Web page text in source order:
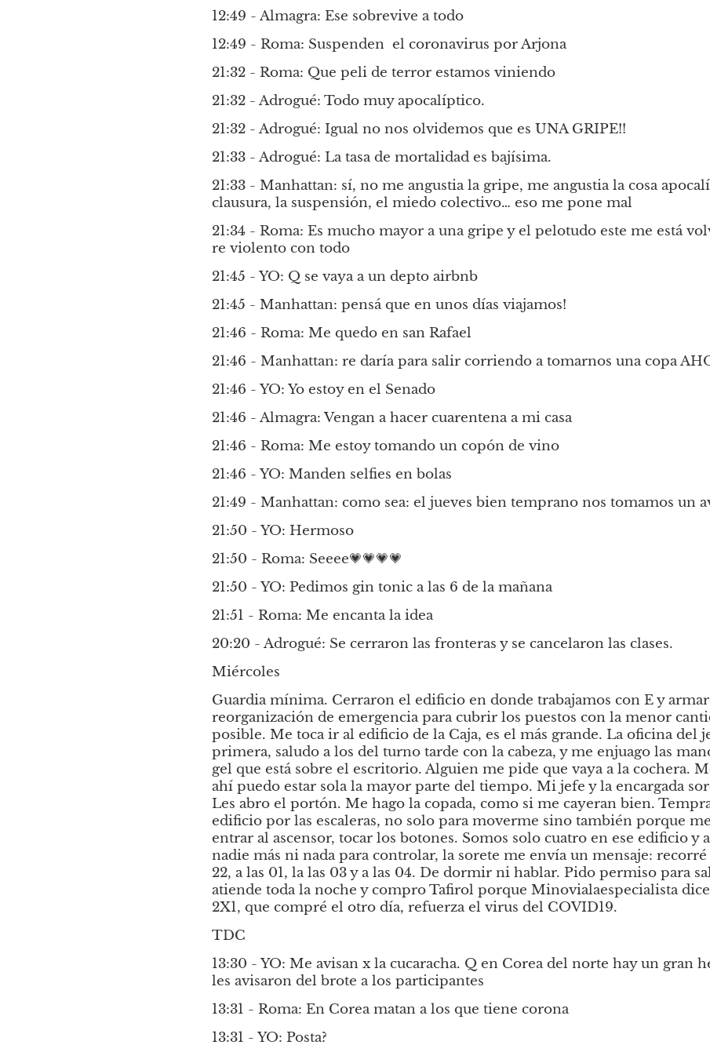
12:49 - Almagra: Ese sobrevive a todo
12:49 - Roma: Suspenden  el coronavirus por Arjona
21:32 - Roma: Que peli de terror estamos viniendo
21:32 - Adrogué: Todo muy apocalíptico.
21:32 - Adrogué: Igual no nos olvidemos que es UNA GRIPE!!
21:33 - Adrogué: La tasa de mortalidad es bajísima.
21:33 - Manhattan: sí, no me angustia la gripe, me angustia la cosa
clausura, la suspensión, el miedo colectivo… eso me pone mal
21:34 - Roma: Es mucho mayor a una gripe y el pelotudo este me está
re violento con todo
21:45 - YO: Q se vaya a un depto airbnb
21:45 - Manhattan: pensá que en unos días viajamos!
21:46 - Roma: Me quedo en san Rafael
21:46 - Manhattan: re daría para salir corriendo a tomarnos una copa
21:46 - YO: Yo estoy en el Senado
21:46 - Almagra: Vengan a hacer cuarentena a mi casa
21:46 - Roma: Me estoy tomando un copón de vino
21:46 - YO: Manden selfies en bolas
21:49 - Manhattan: como sea: el jueves bien temprano nos tomamos un
21:50 - YO: Hermoso
21:50 - Roma: Seeee💗💗💗💗
21:50 - YO: Pedimos gin tonic a las 6 de la mañana
21:51 - Roma: Me encanta la idea
20:20 - Adrogué: Se cerraron las fronteras y se cancelaron las clases.
Miércoles
Guardia mínima. Cerraron el edificio en donde trabajamos con E y
reorganización de emergencia para cubrir los puestos con la menor
posible. Me toca ir al edificio de la Caja, es el más grande. La oficina del
primera, saludo a los del turno tarde con la cabeza, y me enjuago las
gel que está sobre el escritorio. Alguien me pide que vaya a la cochera.
ahí puedo estar sola la mayor parte del tiempo. Mi jefe y la encargada
Les abro el portón. Me hago la copada, como si me cayeran bien.
edificio por las escaleras, no solo para moverme sino también porque
entrar al ascensor, tocar los botones. Somos solo cuatro en ese edificio y
nadie más ni nada para controlar, la sorete me envía un mensaje: recorré
22, a las 01, la las 03 y a las 04. De dormir ni hablar. Pido permiso para
atiende toda la noche y compro Tafirol porque Minovialaespecialista
2X1, que compré el otro día, refuerza el virus del COVID19.
TDC
13:30 - YO: Me avisan x la cucaracha. Q en Corea del norte hay un gran
les avisaron del brote a los participantes
13:31 - Roma: En Corea matan a los que tiene corona
13:31 - YO: Posta?